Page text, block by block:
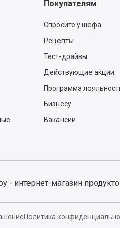
Покупателям
Спросите у шефа
Рецепты
Тест-драйвы
Действующие акции
Программа
Бизнесу
Вакансии
- интернет-магазин
Политика